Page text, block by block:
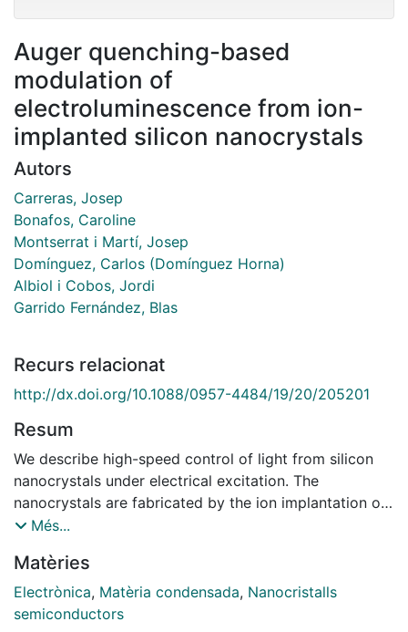
Auger quenching-based
modulation of
electroluminescence from ion-
implanted silicon nanocrystals
Autors
Carreras, Josep
Bonafos, Caroline
Montserrat i Martí, Josep
Domínguez, Carlos (Domínguez Horna)
Albiol i Cobos, Jordi
Garrido Fernández, Blas
Recurs relacionat
http://dx.doi.org/10.1088/0957-4484/19/20/205201
Resum
We describe high-speed control of light from silicon
nanocrystals under electrical excitation. The
nanocrystals are fabricated by the ion implantation of
Si+ in the 15?nm thick gate oxide of a field effect
electroluminescence is obtained either by DC or AC
gate excitation. However, AC gate excitation is found
to have a frequency response that is limited by the
Més...
Matèries
Electrònica, Matèria condensada, Nanocristalls
semiconductors